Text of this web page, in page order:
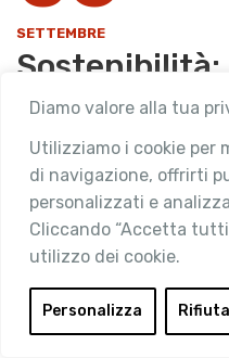
Diamo valore alla tua
Utilizziamo i cookie per
di navigazione, offrirti
personalizzati e
Cliccando “Accetta
utilizzo dei cookie.
Personalizza
SETTEMBRE
Sostenibilità:
vendite dei
comunicano
rileva
di GS1 Italy
Categories
NEWS DEI SOCI,